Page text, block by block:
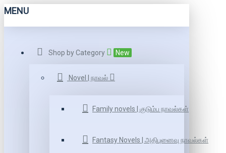
MENU
Shop by Category New
Novel | நாவல்
Family novels | குடும்ப நாவல்கள்
Fantasy Novels | அதிபுனைவு நாவல்கள்